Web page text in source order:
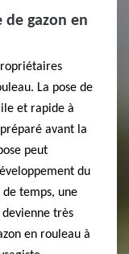
gazon en
La pose de
et rapide à
avant la
peut
du
temps, une
très
en rouleau à